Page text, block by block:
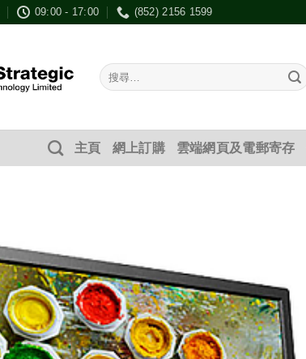
09:00 - 17:00 (852) 2156 1599
搜
尋：
主頁 網上訂購 雲端網頁及電郵寄存